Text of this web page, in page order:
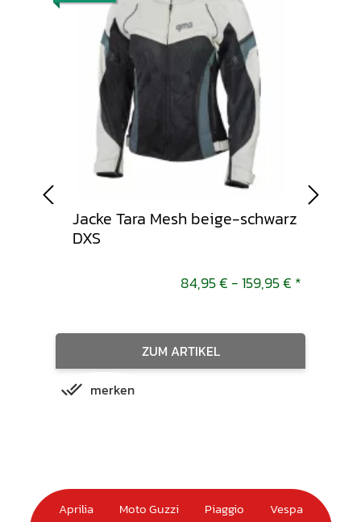
Jacke Tara Mesh beige-schwarz
DXS
84,95 € - 159,95 € *
ZUM ARTIKEL
merken
Aprilia Moto Guzzi Piaggio Vespa